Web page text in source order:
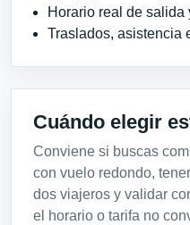
Horario real de salida
Traslados, asistencia
Cuándo elegir
Conviene si buscas
con vuelo redondo,
dos viajeros y validar
el horario o tarifa no